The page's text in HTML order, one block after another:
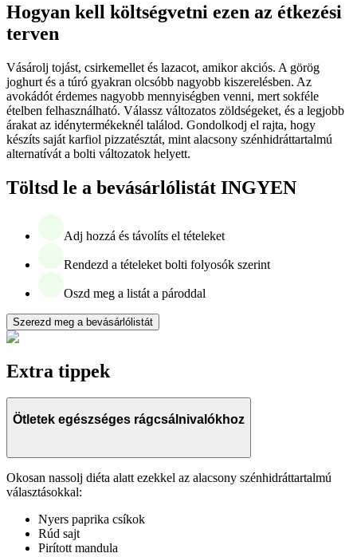
Hogyan kell költségvetni ezen az étkezési
terven
Vásárolj tojást, csirkemellet és lazacot, amikor akciós. A görög
joghurt és a túró gyakran olcsóbb nagyobb kiszerelésben. Az
avokádót érdemes nagyobb mennyiségben venni, mert sokféle
ételben felhasználható. Válassz változatos zöldségeket, és a legjobb
árakat az idénytermékeknél találod. Gondolkodj el rajta, hogy
készíts saját karfiol pizzatésztát, mint alacsony szénhidráttartalmú
alternatívát a bolti változatok helyett.
Töltsd le a bevásárlólistát INGYEN
Adj hozzá és távolíts el tételeket
Rendezd a tételeket bolti folyosók szerint
Oszd meg a listát a pároddal
Szerezd meg a bevásárlólistát
Extra tippek
Ötletek egészséges rágcsálnivalókhoz
Okosan nassolj diéta alatt ezekkel az alacsony szénhidráttartalmú
választásokkal:
Nyers paprika csíkok
Rúd sajt
Pirított mandula